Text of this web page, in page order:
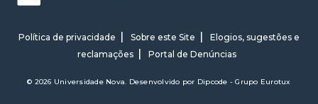
Política de privacidade Sobre este Site
Elogios, sugestões e
reclamações
Portal de Denúncias
© 2026 Universidade Nova. Desenvolvido por Dipcode - Grupo Eurotux